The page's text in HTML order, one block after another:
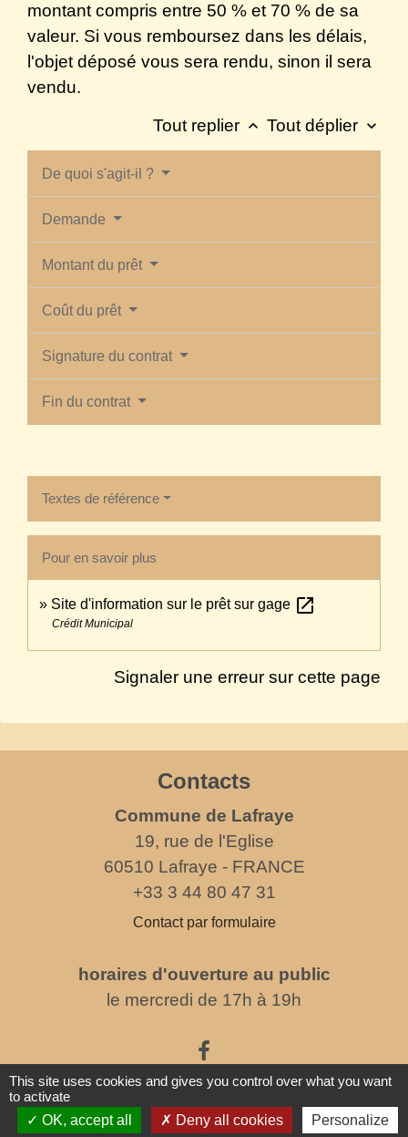
montant compris entre 50 % et 70 % de sa
valeur. Si vous remboursez dans les délais,
l'objet déposé vous sera rendu, sinon il sera
vendu.
Tout replier keyboard_arrow_up Tout déplier keyboard_arrow_down
De quoi s'agit-il ?
Demande
Montant du prêt
Coût du prêt
Signature du contrat
Fin du contrat
Textes de référence
Pour en savoir plus
Site d'information sur le prêt sur gage open_in_new
Crédit Municipal
Signaler une erreur sur cette page
Contacts
Commune de Lafraye
19, rue de l'Eglise
60510 Lafraye - FRANCE
+33 3 44 80 47 31
Contact par formulaire
horaires d'ouverture au public
le mercredi de 17h à 19h
Liens
This site uses cookies and gives you control over what you want
to activate
OK, accept all
Deny all cookies Personalize